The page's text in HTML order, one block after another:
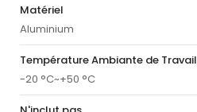
Matériel
Aluminium
Température Ambiante de Travail
-20 °C~+50 °C